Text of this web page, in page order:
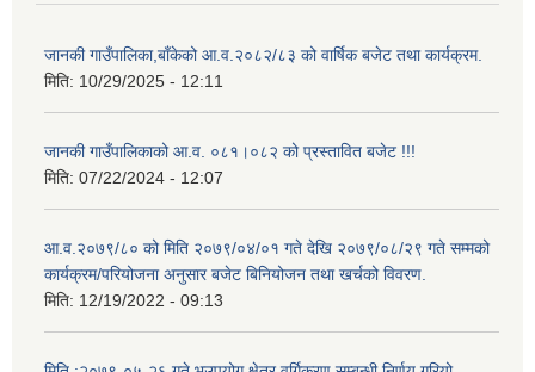
जानकी गाउँपालिका,बाँकेको आ.व.२०८२/८३ को वार्षिक बजेट तथा कार्यक्रम.
मिति: 10/29/2025 - 12:11
जानकी गाउँपालिकाको आ.व. ०८१।०८२ को प्रस्तावित बजेट !!!
मिति: 07/22/2024 - 12:07
आ.व.२०७९/८० को मिति २०७९/०४/०१ गते देखि २०७९/०८/२९ गते सम्मको
कार्यक्रम/परियोजना अनुसार बजेट बिनियोजन तथा खर्चको विवरण.
मिति: 12/19/2022 - 09:13